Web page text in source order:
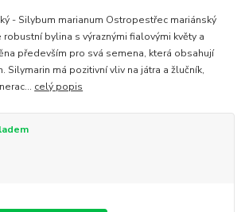
- Silybum marianum Ostropestřec mariánský
bylina s výraznými fialovými květy a
především pro svá semena, která obsahují
Silymarin má pozitivní vliv na játra a žlučník,
celý popis